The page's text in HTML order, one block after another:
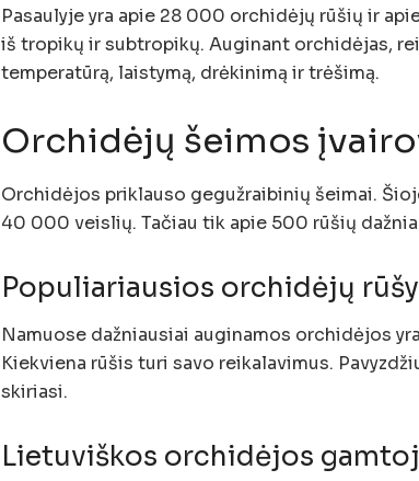
Pasaulyje yra apie 28 000 orchidėjų rūšių ir
iš tropikų ir subtropikų. Auginant orchidėjas,
temperatūrą, laistymą, drėkinimą ir trėšimą.
Orchidėjų šeimos
Orchidėjos priklauso gegužraibinių šeimai.
40 000 veislių. Tačiau tik apie 500 rūšių
Populiariausios orchidėjų
Namuose dažniausiai auginamos orchidėjos
Kiekviena rūšis turi savo reikalavimus.
skiriasi.
Lietuviškos orchidėjos